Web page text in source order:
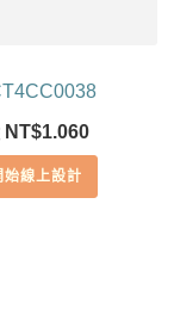
NT$1.060
始線上設計